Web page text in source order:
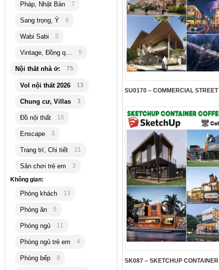
Pháp, Nhật Bản 7
Sang trọng, Ý 6
Wabi Sabi 5
Vintage, Đồng quê 5
Nội thất nhà ở: 75
Vol nội thất 2026 13
Chung cư, Villas 3
Đồ nội thất 15
Enscape 3
Trang trí, Chi tiết 21
Sân chơi trẻ em
3
Không gian:
Phòng khách 13
Phòng ăn 5
Phòng ngủ 11
Phòng ngủ trẻ em 4
Phòng bếp 8